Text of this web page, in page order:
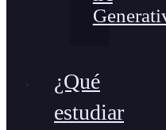
¿Qué
estudiar